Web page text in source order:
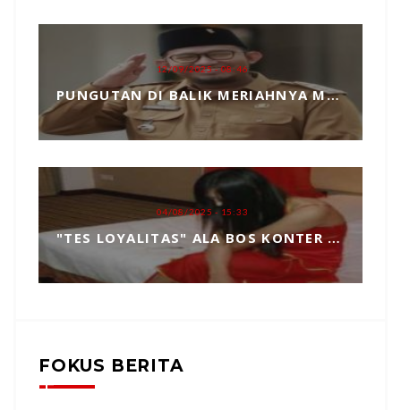
12/09/2025 - 08:46
PUNGUTAN DI BALIK MERIAHNYA MADURA CULTURE FESTIVAL 2025 RP739 JUTA DAN PENGKHIANATAN TERHADAP BUPATI FAUZI
04/08/2025 - 15:33
"TES LOYALITAS" ALA BOS KONTER HP, TOPENG MANIPULASI BERKEDOK KEPERCAYAAN
FOKUS BERITA